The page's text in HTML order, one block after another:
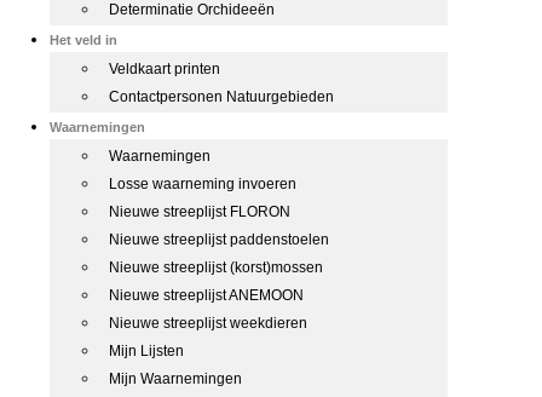
Determinatie Orchideeën
Het veld in
Veldkaart printen
Contactpersonen Natuurgebieden
Waarnemingen
Waarnemingen
Losse waarneming invoeren
Nieuwe streeplijst FLORON
Nieuwe streeplijst paddenstoelen
Nieuwe streeplijst (korst)mossen
Nieuwe streeplijst ANEMOON
Nieuwe streeplijst weekdieren
Mijn Lijsten
Mijn Waarnemingen